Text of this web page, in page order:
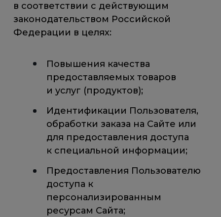
в соответствии с действующим
законодательством Российской
Федерации в целях:
Повышения качества
предоставляемых товаров
и услуг (продуктов);
Идентификации Пользователя,
обработки заказа на Сайте или
для предоставления доступа
к специальной информации;
Предоставления Пользователю
доступа к
персонализированным
ресурсам Сайта;